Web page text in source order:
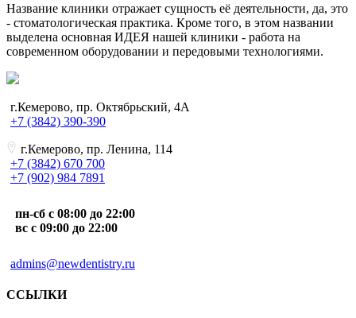
Название клиники отражает сущность её деятельности, да, это
- стоматологическая практика. Кроме того, в этом названии
выделена основная ИДЕЯ нашей клиники - работа на
современном оборудовании и передовыми технологиями.
г.Кемерово, пр. Октябрьский, 4А
+7 (3842) 390-390
г.Кемерово, пр. Ленина, 114
+7 (3842) 670 700
+7 (902) 984 7891
пн-сб с 08:00 до 22:00
вс с 09:00 до 22:00
admins@newdentistry.ru
ССЫЛКИ